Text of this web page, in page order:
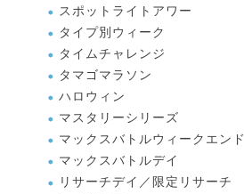
スポットライトアワー
タイプ別ウィーク
タイムチャレンジ
タマゴマラソン
ハロウィン
マスタリーシリーズ
マックスバトルウィークエンド
マックスバトルデイ
リサーチデイ／限定リサーチ